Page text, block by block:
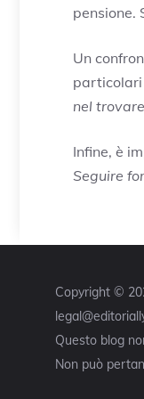
pensione.
Un
particolari
nel
Infine, è
Seguire
Copyright ©
Questo blog
Non può